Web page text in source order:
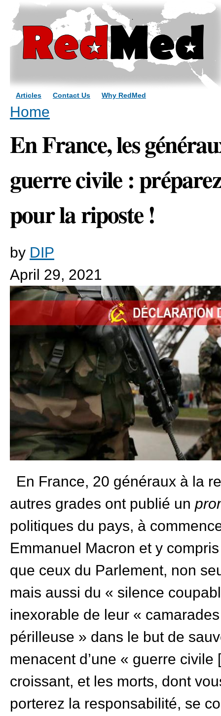
Articles Contact Us Why RedMed
You are here
Home
En France, les
guerre civile :
pour la riposte !
by DIP
April 29, 2021
En France, 20 généraux à la
autres grades ont publié un
politiques du pays, à
Emmanuel Macron et y
que ceux du Parlement, non
mais aussi du « silence
inexorable de leur «
périlleuse » dans le but de
menacent d’une « guerre
croissant, et les morts, dont
porterez la responsabilité, se